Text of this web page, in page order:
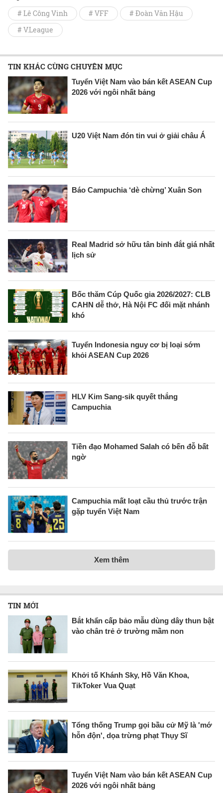
# Lê Công Vinh # VFF
# Đoàn Văn Hậu
# V.League
TIN KHÁC CÙNG CHUYÊN MỤC
Tuyển Việt Nam vào bán kết ASEAN Cup
2026 với ngôi nhất bảng
U20 Việt Nam đón tin vui ở giải châu Á
Báo Campuchia ‘dè chừng’ Xuân Son
Real Madrid sở hữu tân binh đắt giá nhất
lịch sử
Bốc thăm Cúp Quốc gia 2026/2027: CLB
CAHN dễ thở, Hà Nội FC đối mặt nhánh
khó
Tuyển Indonesia nguy cơ bị loại sớm
khỏi ASEAN Cup 2026
HLV Kim Sang-sik quyết thắng
Campuchia
Tiền đạo Mohamed Salah có bến đỗ bất
ngờ
Campuchia mất loạt cầu thủ trước trận
gặp tuyển Việt Nam
Xem thêm
TIN MỚI
Bắt khẩn cấp bảo mẫu dùng dây thun bật
vào chân trẻ ở trường mầm non
Khởi tố Khánh Sky, Hồ Văn Khoa,
TikToker Vua Quạt
Tổng thống Trump gọi bầu cử Mỹ là 'mớ
hỗn độn', dọa trừng phạt Thụy Sĩ
Tuyển Việt Nam vào bán kết ASEAN Cup
2026 với ngôi nhất bảng